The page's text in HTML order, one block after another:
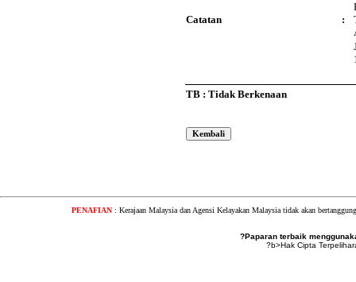
Catatan :
TB : Tidak Berkenaan
PENAFIAN : Kerajaan Malaysia dan Agensi Kelayakan Malaysia tidak akan
?Paparan terbaik
?b>Hak Cipta